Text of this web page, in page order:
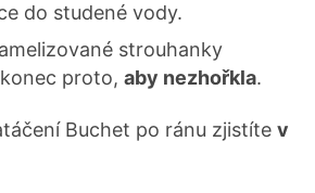
do studené vody.
strouhanky
proto, aby nezhořkla.
Buchet po ránu zjistíte v